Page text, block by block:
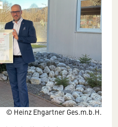
© Heinz Ehgartner Ges.m.b.H.